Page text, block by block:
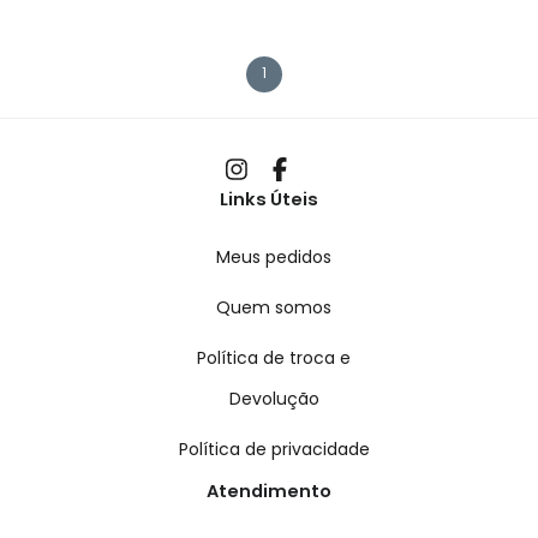
1
Links Úteis
Meus pedidos
Quem somos
Política de troca e
Devolução
Política de privacidade
Atendimento